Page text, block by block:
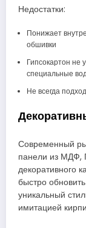
Недостатки:
Понижает
обшивки
Гипсокартон не
специальные
Не всегда
Современный
панели из МДФ,
декоративного
быстро
уникальный
имитацией